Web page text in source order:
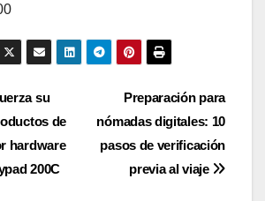
Preparación para
nómadas digitales: 10
pasos de verificación
previa al viaje
su
de
hardware
200C